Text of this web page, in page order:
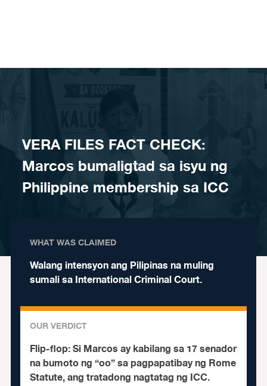
VERA FILES FACT CHECK:
Marcos bumaligtad sa isyu ng
Philippine membership sa ICC
WHAT WAS CLAIMED
Walang intensyon ang Pilipinas na muling
sumali sa International Criminal Court.
OUR VERDICT
Flip-flop:Si Marcos ay kabilang sa 17 senador
na bumoto ng “oo” sa pagpapatibay ng Rome
Statute, ang tratadong nagtatag ng ICC.